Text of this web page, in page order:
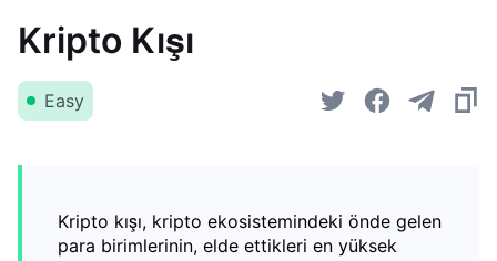
Kripto Kışı
Easy
Kripto kışı, kripto ekosistemindeki önde gelen
para birimlerinin, elde ettikleri en yüksek